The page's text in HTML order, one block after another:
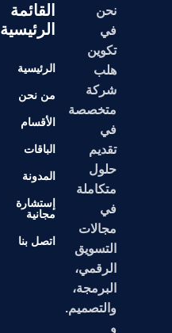
نحن
في
تكوين
هلب
شركة
متخصصة
في
تقديم
حلول
متكاملة
في
مجالات
التسويق
الرقمي،
البرمجة،
والتصميم.
و
القائمة
الرئيسية
الرئيسية
من نحن
الأقسام
الباقات
المدونة
إستشارة
مجانية
اتصل بنا